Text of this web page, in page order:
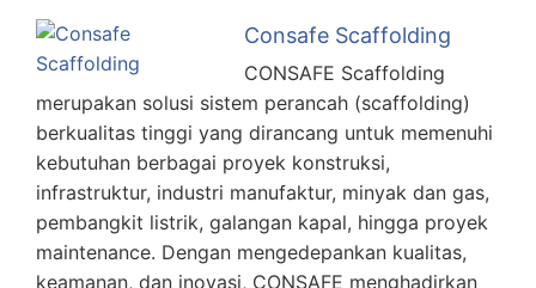
Consafe Scaffolding
CONSAFE Scaffolding
merupakan solusi sistem perancah (scaffolding)
berkualitas tinggi yang dirancang untuk memenuhi
kebutuhan berbagai proyek konstruksi,
infrastruktur, industri manufaktur, minyak dan gas,
pembangkit listrik, galangan kapal, hingga proyek
maintenance. Dengan mengedepankan kualitas,
keamanan, dan inovasi, CONSAFE menghadirkan